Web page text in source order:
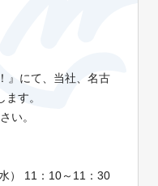
』にて、当社、名古
す。
い。
） 11：10～11：30